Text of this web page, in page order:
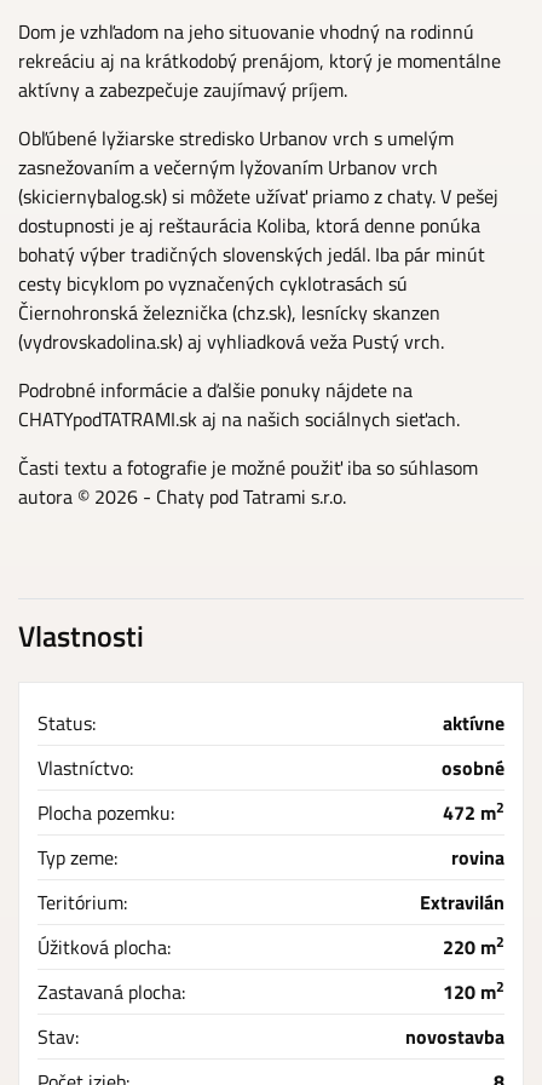
Dom je vzhľadom na jeho situovanie vhodný na rodinnú
rekreáciu aj na krátkodobý prenájom, ktorý je momentálne
aktívny a zabezpečuje zaujímavý príjem.
Obľúbené lyžiarske stredisko Urbanov vrch s umelým
zasnežovaním a večerným lyžovaním Urbanov vrch
(skiciernybalog.sk) si môžete užívať priamo z chaty. V pešej
dostupnosti je aj reštaurácia Koliba, ktorá denne ponúka
bohatý výber tradičných slovenských jedál. Iba pár minút
cesty bicyklom po vyznačených cyklotrasách sú
Čiernohronská železnička (chz.sk), lesnícky skanzen
(vydrovskadolina.sk) aj vyhliadková veža Pustý vrch.
Podrobné informácie a ďalšie ponuky nájdete na
CHATYpodTATRAMI.sk aj na našich sociálnych sieťach.
Časti textu a fotografie je možné použiť iba so súhlasom
autora © 2026 - Chaty pod Tatrami s.r.o.
Vlastnosti
Status:
aktívne
Vlastníctvo:
osobné
Plocha pozemku:
472 m2
Typ zeme:
rovina
Teritórium:
Extravilán
Úžitková plocha:
220 m2
Zastavaná plocha: 120 m2
Stav:
novostavba